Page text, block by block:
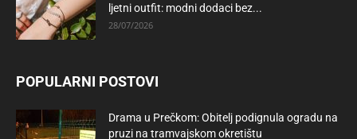
ljetni outfit: modni dodaci bez...
28/07/2026
POPULARNI POSTOVI
Drama u Prečkom: Obitelj podignula ogradu na
pruzi na tramvajskom okretištu